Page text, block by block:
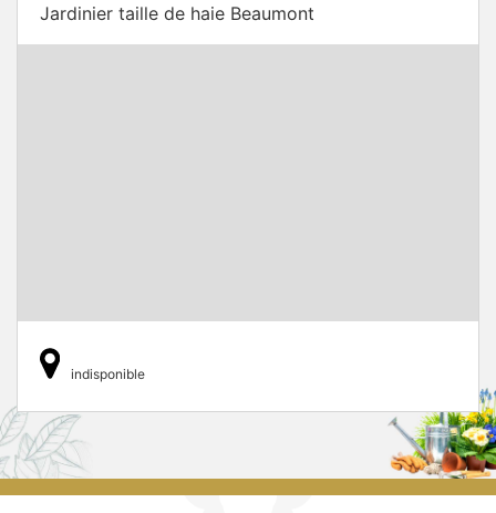
Jardinier taille de haie Beaumont
indisponible